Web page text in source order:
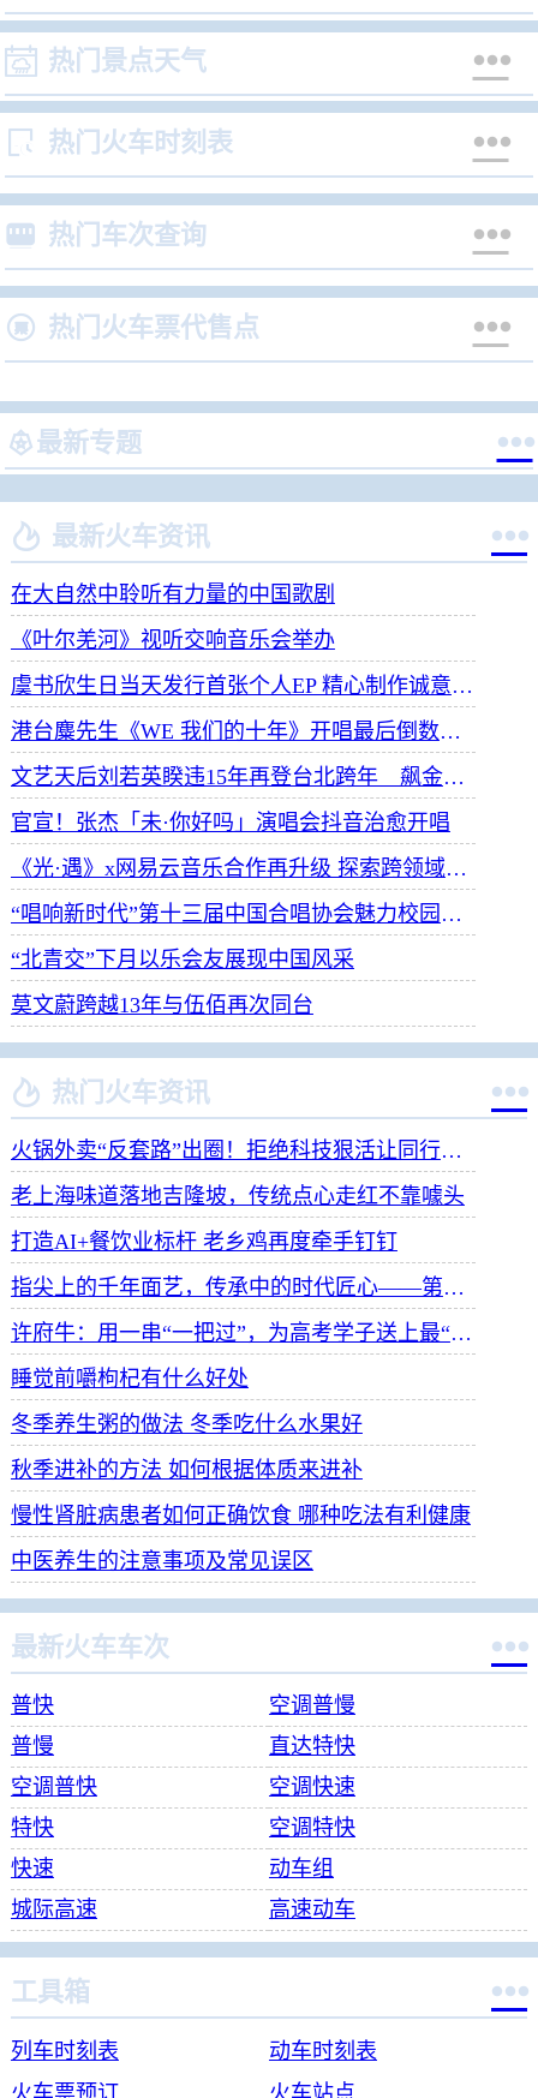
 热门景点天气 
 热门火车时刻表 
 热门车次查询 
 热门火车票代售点 
最新专题 
 最新火车资讯 
在大自然中聆听有力量的中国歌剧
《叶尔羌河》视听交响音乐会举办
虞书欣生日当天发行首张个人EP 精心制作诚意满满
港台麋先生《WE 我们的十年》开唱最后倒数 惊喜释出10周年纪念单曲宠粉
文艺天后刘若英睽违15年再登台北跨年 飙金嗓演唱经典招牌歌掀回忆杀
官宣！张杰「未·你好吗」演唱会抖音治愈开唱
《光·遇》x网易云音乐合作再升级 探索跨领域社交新体验
“唱响新时代”第十三届中国合唱协会魅力校园合唱展演开幕
“北青交”下月以乐会友展现中国风采
莫文蔚跨越13年与伍佰再次同台
 热门火车资讯 
火锅外卖“反套路”出圈！拒绝科技狠活让同行颤抖
老上海味道落地吉隆坡，传统点心走红不靠噱头
打造AI+餐饮业标杆 老乡鸡再度牵手钉钉
指尖上的千年面艺，传承中的时代匠心——第八届“安琪酵母杯”中华发酵面食大赛武汉赛区开赛
许府牛：用一串“一把过”，为高考学子送上最“牛”祝福
睡觉前嚼枸杞有什么好处
冬季养生粥的做法 冬季吃什么水果好
秋季进补的方法 如何根据体质来进补
慢性肾脏病患者如何正确饮食 哪种吃法有利健康
中医养生的注意事项及常见误区
最新火车车次 
普快
空调普慢
普慢
直达特快
空调普快
空调快速
特快
空调特快
快速
动车组
城际高速
高速动车
工具箱 
列车时刻表
动车时刻表